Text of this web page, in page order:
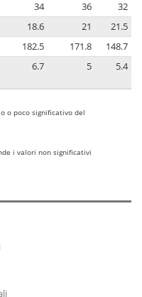
34 36
32
18.6 21
21.5
182.5 171.8
148.7
6.7 5 5.4
o poco significativo del
i valori non significativi